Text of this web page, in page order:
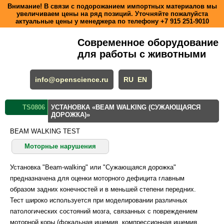
Внимание! В связи с подорожанием импортных материалов мы
увеличиваем цены на ряд позиций. Уточняйте пожалуйста
актуальные цены у менеджера по телефону +7 915 251-9010
Современное оборудование
для работы с животными
info@openscience.ru RU EN
TS0806
УСТАНОВКА «BEAM WALKING (СУЖАЮЩАЯСЯ
ДОРОЖКА)»
BEAM WALKING TEST
Моторные нарушения
Установка "Beam-walking" или "Сужающаяся дорожка"
предназначена для оценки моторного дефицита главным
образом задних конечностей и в меньшей степени передних.
Тест широко используется при моделировании различных
патологических состояний мозга, связанных с повреждением
моторной коры (фокальная ишемия, компрессионная ишемия,